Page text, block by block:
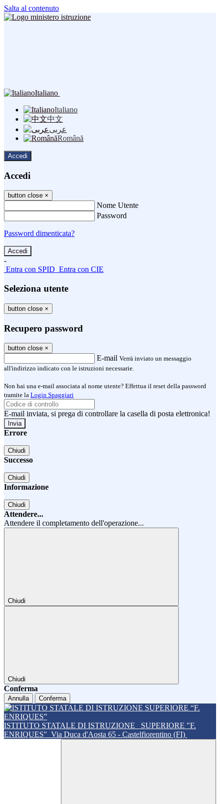
Salta al contenuto
Italiano
Italiano
中文
عربى
Română
Accedi
Accedi
button close ×
Nome Utente
Password
Password dimenticata?
-
Entra con SPID Entra con CIE
Seleziona utente
button close ×
Recupero password
button close ×
E-mail Verrà inviato un messaggio
all'indirizzo indicato con le istruzioni necessarie.
Non hai una e-mail associata al nome utente? Effettua il reset della password
tramite la Login Spaggiari
E-mail inviata, si prega di controllare la casella di posta elettronica!
Errore
Chiudi
Successo
Chiudi
Informazione
Chiudi
Attendere...
Attendere il completamento dell'operazione...
Chiudi
Chiudi
Conferma
Annulla Conferma
ISTITUTO STATALE DI ISTRUZIONE
SUPERIORE "F.
ENRIQUES" Via Duca d'Aosta 65 - Castelfiorentino (FI)